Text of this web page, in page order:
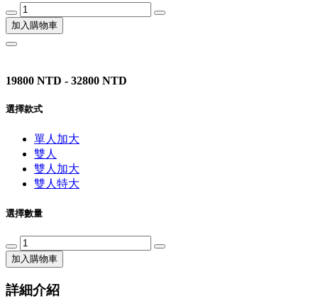
加入購物車
19800 NTD - 32800 NTD
選擇款式
單人加大
雙人
雙人加大
雙人特大
選擇數量
加入購物車
詳細介紹